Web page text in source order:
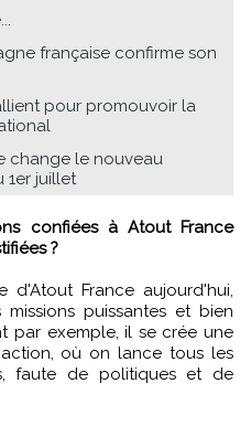
française confirme son
pour promouvoir la
change le nouveau
1er juillet
?
d'Atout France aujourd'hui,
puissantes et bien
par exemple, il se crée une
où on lance tous les
faute de politiques et de